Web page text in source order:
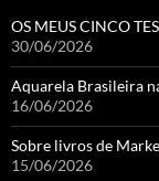
OS MEUS CINCO
30/06/2026
Aquarela Brasileira
16/06/2026
Sobre livros de
15/06/2026